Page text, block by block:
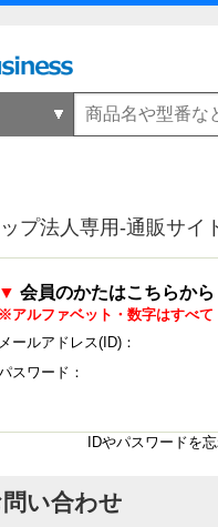
プ法人専用-通販サイ
▼ 会員のかたはこちらから
※アルファベット・数字はすべて
メールアドレス(ID)：
スワード：
IDやパスワードを忘
い合わせ